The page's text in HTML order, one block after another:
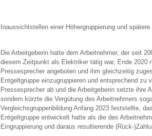
Inaussichtstellen einer Höhergruppierung und
Die Arbeitgeberin hatte dem Arbeitnehmer, der seit
diesem Zeitpunkt als Elektriker tätig war, Ende 2020
Pressesprecher angeboten und ihm gleichzeitig
Entgeltgruppe einzugruppieren und entsprechend
Pressesprecher ab und die Arbeitgeberin setzte ihre
sondern kürzte die Vergütung des Arbeitnehmers
Vergleichsgruppenbildung Anfang 2023 feststellte,
Entgeltgruppe entwickelt hatte als die des
Eingruppierung und daraus resultierende (Rück-